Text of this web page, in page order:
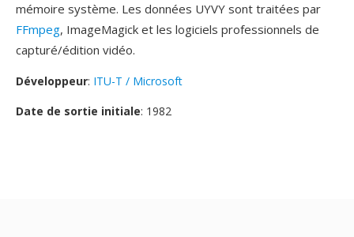
mémoire système. Les données UYVY sont traitées par
FFmpeg, ImageMagick et les logiciels professionnels de
capturé/édition vidéo.
Développeur: ITU-T / Microsoft
Date de sortie initiale: 1982